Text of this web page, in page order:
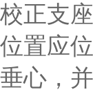
校正支
位置应
垂心，